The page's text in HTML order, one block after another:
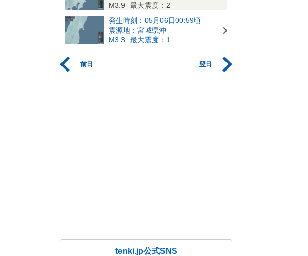
M3.9
最大震度：2
発生時刻：05月06日00:59頃
震源地：宮城県沖
M3.3
最大震度：1
前日 翌日
tenki.jp公式SNS